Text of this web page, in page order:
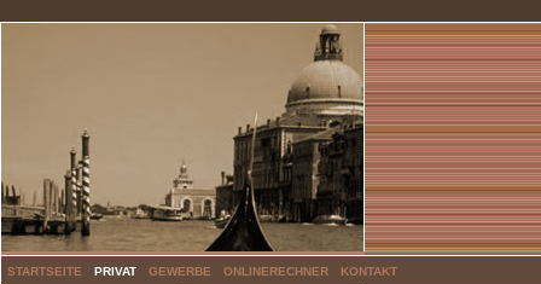
STARTSEITE PRIVAT GEWERBE ONLINERECHNER KONTAKT